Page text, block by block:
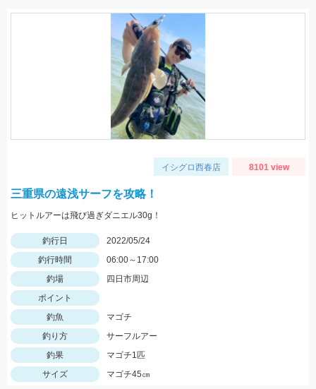
イシグロ西春店 8101 view
三重県の遠浅サーフを攻略！
ヒットルアーは飛び過ぎダニエル30g！
釣行日
2022/05/24
釣行時間
06:00～17:00
釣場
四日市周辺
ポイント
釣魚
マゴチ
釣り方
サーフルアー
釣果
マゴチ1匹
サイズ
マゴチ45㎝